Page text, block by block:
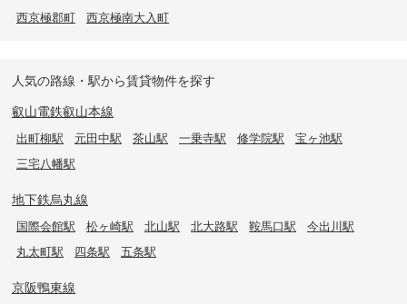
西京極郡町 西京極南大入町
人気の路線・駅から賃貸物件を探す
叡山電鉄叡山本線
出町柳駅 元田中駅 茶山駅 一乗寺駅 修学院駅
宝ヶ池駅
三宅八幡駅
地下鉄烏丸線
国際会館駅 松ヶ崎駅 北山駅 北大路駅 鞍馬口駅
今出川駅
丸太町駅
四条駅 五条駅
京阪鴨東線